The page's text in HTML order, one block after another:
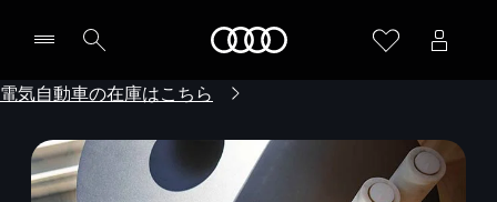
電気自動車の在庫はこちら